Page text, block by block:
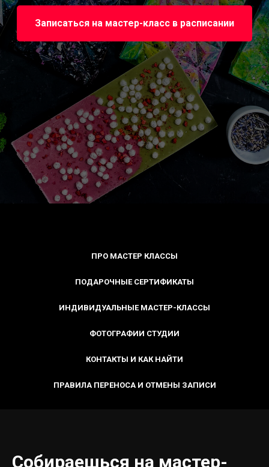
Записаться на мастер-класс в расписании
ПРО МАСТЕР КЛАССЫ
ПОДАРОЧНЫЕ СЕРТИФИКАТЫ
ИНДИВИДУАЛЬНЫЕ МАСТЕР-КЛАССЫ
ФОТОГРАФИИ СТУДИИ
КОНТАКТЫ И КАК НАЙТИ
ПРАВИЛА ПЕРЕНОСА И ОТМЕНЫ ЗАПИСИ
Собираешься на мастер-